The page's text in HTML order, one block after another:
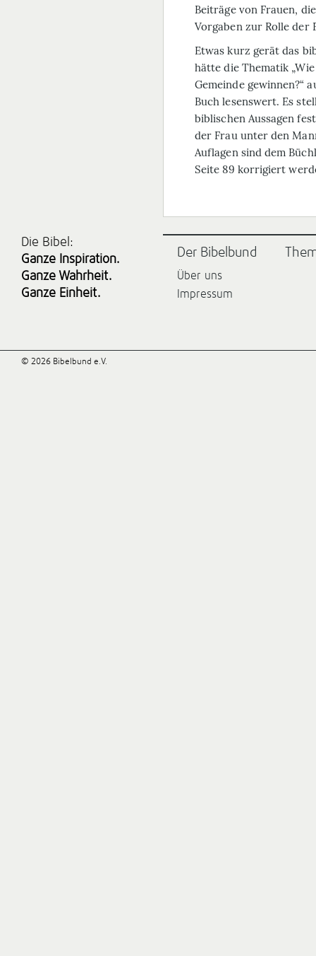
Beiträge von Frauen,
Vorgaben zur Rolle der
Etwas kurz gerät das
hätte die Thematik
Gemeinde gewinnen?“
Buch lesenswert. Es
biblischen Aussagen
der Frau unter den
Auflagen sind dem
Seite 89 korrigiert
Die Bibel:
Ganze Inspiration.
Ganze Wahrheit.
Ganze Einheit.
Der Bibelbund
Über uns
Impressum
© 2026 Bibelbund e.V.